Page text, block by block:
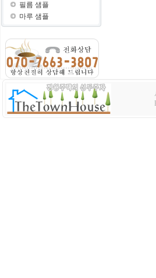
필름 샘플
마루 샘플